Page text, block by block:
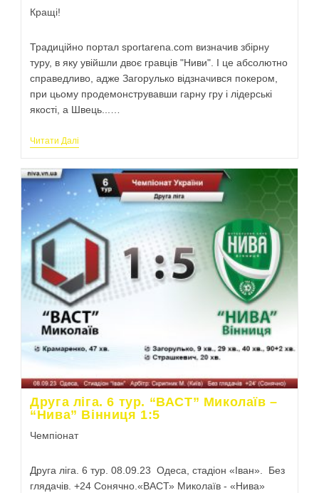
Кращі!
Традиційно портал sportarena.com визначив збірну
туру, в яку увійшли двоє гравців "Ниви". І це абсолютно
справедливо, адже Загорулько відзначився покером,
при цьому продемонструвавши гарну гру і лідерські
якості, а Швець...…
Читати Далі
Друга ліга. 6 тур. “ВАСТ” Миколаїв –
“Нива” Вінниця 1:5
Чемпіонат
Друга ліга. 6 тур. 08.09.23 Одеса, стадіон «Іван». Без
глядачів. +24 Сонячно.«ВАСТ» Миколаїв - «Нива»